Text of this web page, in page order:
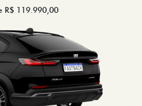
R$ 119.990,00